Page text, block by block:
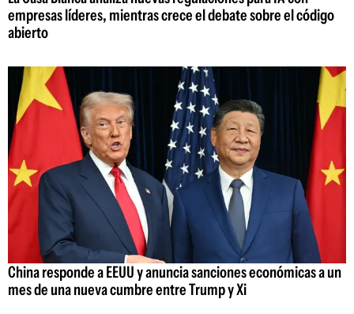
empresas líderes, mientras crece el debate sobre el código
abierto
China responde a EEUU y anuncia sanciones económicas a un
mes de una nueva cumbre entre Trump y Xi